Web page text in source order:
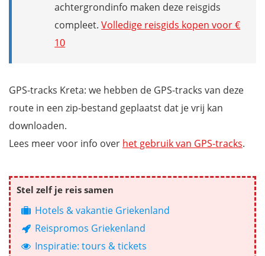
achtergrondinfo maken deze reisgids
compleet.Volledige reisgids kopen voor €
10
GPS-tracks Kreta: we hebben de GPS-tracks van deze
route in een zip-bestand geplaatst dat je vrij kan
downloaden.
Lees meer voor info over het gebruik van GPS-tracks.
Stel zelf je reis samen
Hotels & vakantie Griekenland
Reispromos Griekenland
Inspiratie: tours & tickets